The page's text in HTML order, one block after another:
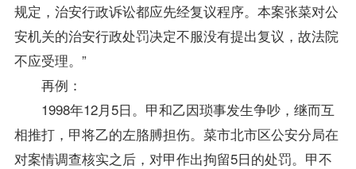
规定，治安行政诉讼都应先经复议程序。本案张菜对公
安机关的治安行政处罚决定不服没有提出复议，故法院
不应受理。”
再例：
1998年12月5日。甲和乙因琐事发生争吵，继而互
相推打，甲将乙的左胳膊担伤。菜市北市区公安分局在
对案情调查核实之后，对甲作出拘留5日的处罚。甲不